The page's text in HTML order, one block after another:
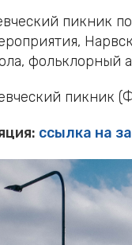
пикник
фольклорный
пикник
ссылка на